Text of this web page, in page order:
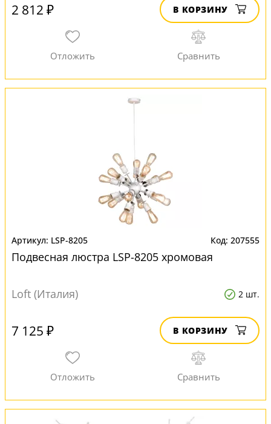
2 812 ₽ В КОРЗИНУ
LSP-8205 207555
Подвесная люстра LSP-8205 хромовая
Loft (Италия) 2 шт.
7 125 ₽ В КОРЗИНУ